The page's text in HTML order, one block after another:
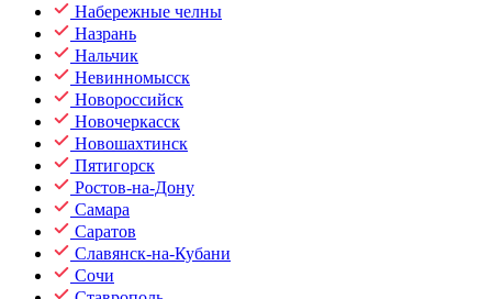
Набережные челны
Назрань
Нальчик
Невинномысск
Новороссийск
Новочеркасск
Новошахтинск
Пятигорск
Ростов-на-Дону
Самара
Саратов
Славянск-на-Кубани
Сочи